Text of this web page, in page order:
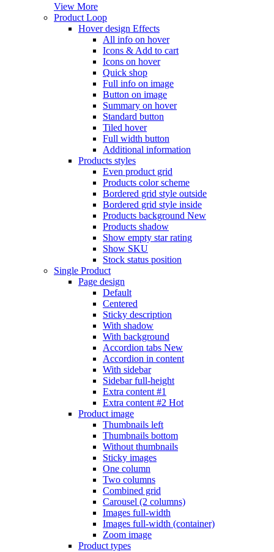
View More
Product Loop
Hover design Effects
All info on hover
Icons & Add to cart
Icons on hover
Quick shop
Full info on image
Button on image
Summary on hover
Standard button
Tiled hover
Full width button
Additional information
Products styles
Even product grid
Products color scheme
Bordered grid style outside
Bordered grid style inside
Products background New
Products shadow
Show empty star rating
Show SKU
Stock status position
Single Product
Page design
Default
Centered
Sticky description
With shadow
With background
Accordion tabs New
Accordion in content
With sidebar
Sidebar full-height
Extra content #1
Extra content #2 Hot
Product image
Thumbnails left
Thumbnails bottom
Without thumbnails
Sticky images
One column
Two columns
Combined grid
Carousel (2 columns)
Images full-width
Images full-width (container)
Zoom image
Product types